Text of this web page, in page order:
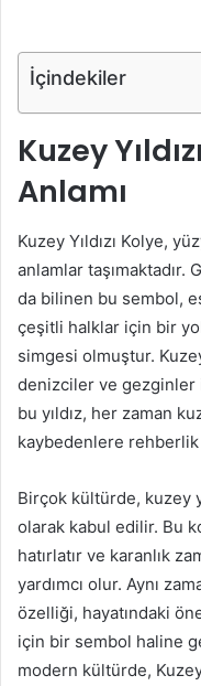
İçindekiler
Kuzey
Anlamı
Kuzey Yıldızı Kolye,
anlamlar taşımaktadır.
da bilinen bu sembol,
çeşitli halklar için bir
simgesi olmuştur.
denizciler ve gezginler
bu yıldız, her zaman
kaybedenlere rehberlik
Birçok kültürde, kuzey
olarak kabul edilir. Bu
hatırlatır ve karanlık
yardımcı olur. Aynı
özelliği, hayatındaki
için bir sembol haline
modern kültürde, Kuzey